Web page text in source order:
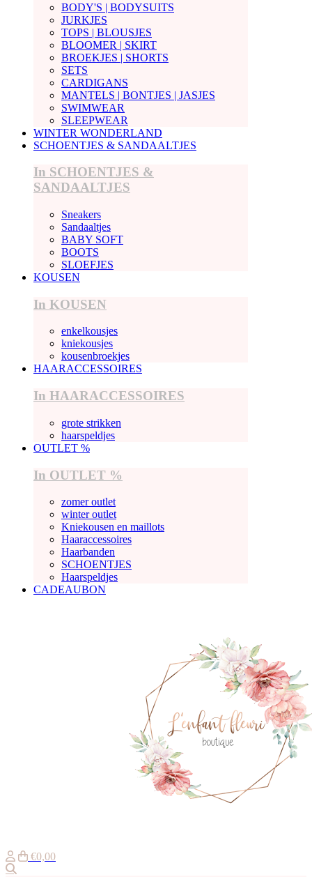
BODY'S | BODYSUITS
JURKJES
TOPS | BLOUSJES
BLOOMER | SKIRT
BROEKJES | SHORTS
SETS
CARDIGANS
MANTELS | BONTJES | JASJES
SWIMWEAR
SLEEPWEAR
WINTER WONDERLAND
SCHOENTJES & SANDAALTJES
In SCHOENTJES &
SANDAALTJES
Sneakers
Sandaaltjes
BABY SOFT
BOOTS
SLOEFJES
KOUSEN
In KOUSEN
enkelkousjes
kniekousjes
kousenbroekjes
HAARACCESSOIRES
In HAARACCESSOIRES
grote strikken
haarspeldjes
OUTLET %
In OUTLET %
zomer outlet
winter outlet
Kniekousen en maillots
Haaraccessoires
Haarbanden
SCHOENTJES
Haarspeldjes
CADEAUBON
€0,00